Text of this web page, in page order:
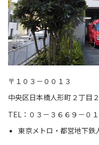
〒１０３－００１３
中央区日本橋人形町２丁目
TEL：０３－３６６９－０
東京メトロ・都営地下